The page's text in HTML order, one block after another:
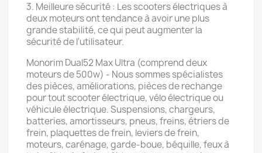
3. Meilleure sécurité : Les scooters électriques à
deux moteurs ont tendance à avoir une plus
grande stabilité, ce qui peut augmenter la
sécurité de l'utilisateur.
Monorim Dual52 Max Ultra (comprend deux
moteurs de 500w) - Nous sommes spécialistes
des pièces, améliorations, pièces de rechange
pour tout scooter électrique, vélo électrique ou
véhicule électrique. Suspensions, chargeurs,
batteries, amortisseurs, pneus, freins, étriers de
frein, plaquettes de frein, leviers de frein,
moteurs, carénage, garde-boue, béquille, feux à